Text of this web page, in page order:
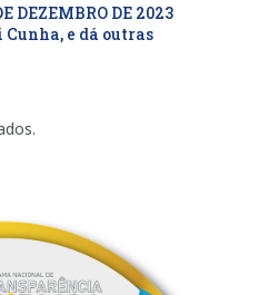
DEZEMBRO DE 2023
e dá outras